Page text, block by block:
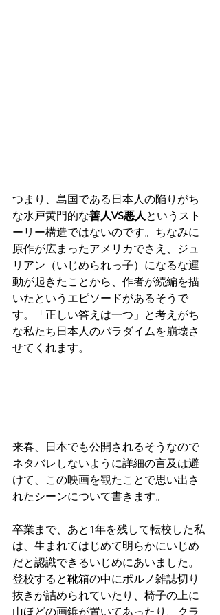
つまり、島国である日本人の陥りがち
な水戸黄門的な善人VS悪人というスト
ーリー構造ではないのです。ちなみに
原作が広まったアメリカでさえ、ジュ
リアン（いじめられっ子）になるな運
動が起きたことから、作者が続編を描
いたというエピソードがあるそうで
す。「正しい答えは一つ」と考えがち
な私たち日本人のパラダイムを崩壊さ
せてくれます。
来春、日本でも公開されるそうなので
ネタバレしないように詳細の言及は避
けて、この映画を観たことで思い出さ
れたシーンについて書きます。
卒業まで、あと1年を残して転校した私
は、生まれてはじめて明らかにいじめ
だと認識できるいじめにあいました。
登校すると靴箱の中にポルノ雑誌切り
抜きが詰められていたり、椅子の上に
山ほどの画鋲が置いてあったり、クラ